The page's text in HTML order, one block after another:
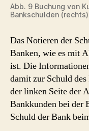
Abb. 9 Buchung von
Bankschulden (rechts)
Das Notieren der
Banken, wie es mit
ist. Die
damit zur Schuld
der linken Seite der
Bankkunden bei der
Schuld der Bank